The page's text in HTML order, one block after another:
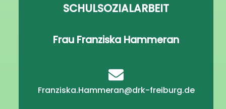
SCHULSOZIALARBEIT
Frau Franziska Hammeran
Franziska.Hammeran@drk-freiburg.de